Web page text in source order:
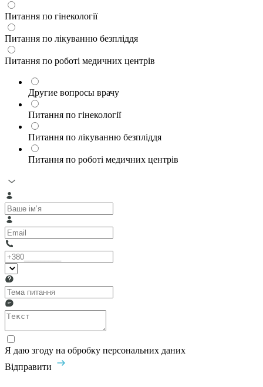
Питання по гінекології
Питання по лікуванню безпліддя
Питання по роботі медичних центрів
Другие вопросы врачу
Питання по гінекології
Питання по лікуванню безпліддя
Питання по роботі медичних центрів
Я даю згоду на обробку персональних даних
Відправити